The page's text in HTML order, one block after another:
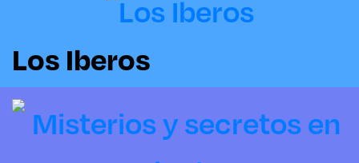
Los Iberos